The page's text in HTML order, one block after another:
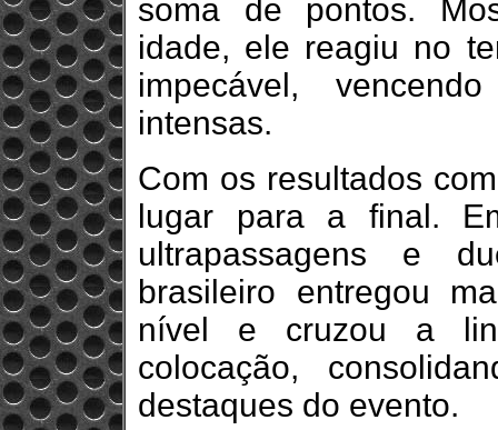
soma de pontos.
idade, ele reagiu no
impecável,
intensas.
Com os resultados
lugar para a final.
ultrapassagens e
brasileiro entregou
nível e cruzou a
colocação,
destaques do evento.